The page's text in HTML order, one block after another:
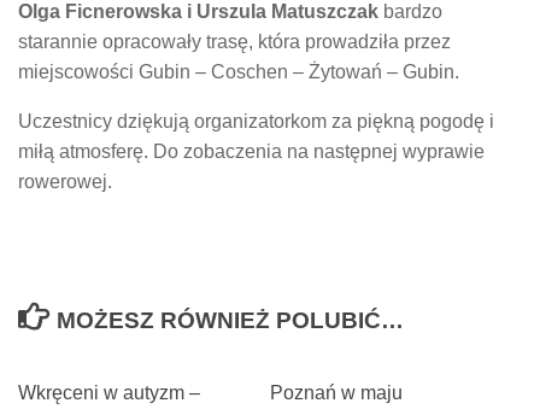
Olga Ficnerowska i Urszula Matuszczak bardzo
starannie opracowały trasę, która prowadziła przez
miejscowości Gubin – Coschen – Żytowań – Gubin.
Uczestnicy dziękują organizatorkom za piękną pogodę i
miłą atmosferę. Do zobaczenia na następnej wyprawie
rowerowej.
MOŻESZ RÓWNIEŻ POLUBIĆ…
Wkręceni w autyzm –
Poznań w maju